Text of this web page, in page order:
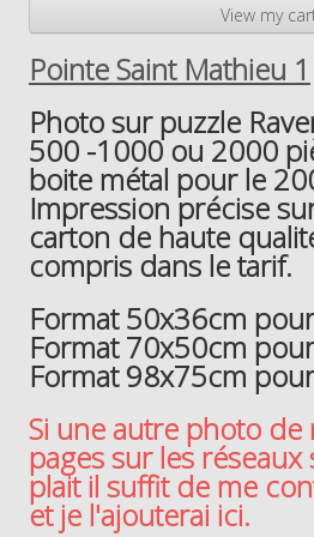
View my
Pointe Saint Mathieu 1
Photo sur puzzle
500 -1000 ou 2000
boite métal pour le
Impression précise
carton de haute
compris dans le tarif.
Format 50x36cm
Format 70x50cm
Format 98x75cm
Si une autre photo
pages sur les
plait il suffit de me
et je l'ajouterai ici.